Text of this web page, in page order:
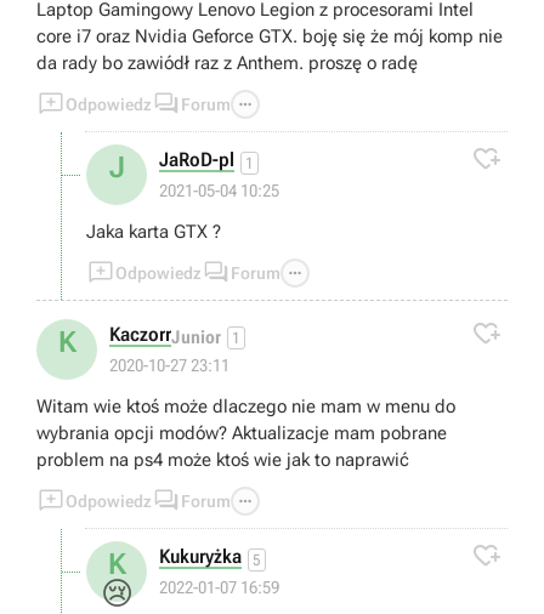
Laptop Gamingowy Lenovo Legion z procesorami Intel
core i7 oraz Nvidia Geforce GTX. boję się że mój komp nie
da rady bo zawiódł raz z Anthem. proszę o radę
Odpowiedz  Forum 
J JaRoD-pl 1
2021-05-04 10:25

Jaka karta GTX ?
Odpowiedz  Forum 
K KaczorrJunior 1
2020-10-27 23:11

Witam wie ktoś może dlaczego nie mam w menu do
wybrania opcji modów? Aktualizacje mam pobrane
problem na ps4 może ktoś wie jak to naprawić
Odpowiedz  Forum 
K
😢
Kukuryżka 5
2022-01-07 16:59
